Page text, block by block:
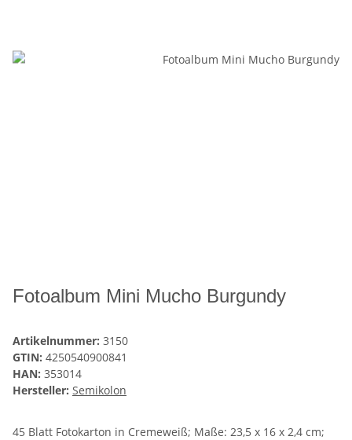
Fotoalbum Mini Mucho Burgundy
Artikelnummer: 3150
GTIN: 4250540900841
HAN: 353014
Hersteller: Semikolon
45 Blatt Fotokarton in Cremeweiß; Maße: 23,5 x 16 x 2,4 cm;